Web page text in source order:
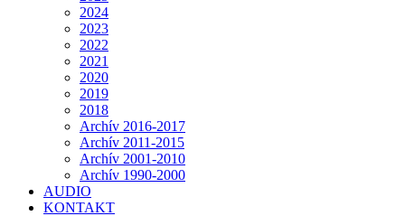
2024
2023
2022
2021
2020
2019
2018
Archív 2016-2017
Archív 2011-2015
Archív 2001-2010
Archív 1990-2000
AUDIO
KONTAKT